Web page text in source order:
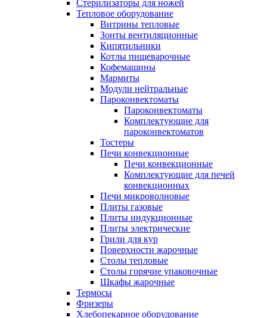
Стерилизаторы для ножей
Тепловое оборудование
Витрины тепловые
Зонты вентиляционные
Кипятильники
Котлы пищеварочные
Кофемашины
Мармиты
Модули нейтральные
Пароконвектоматы
Пароконвектоматы
Комплектующие для
пароконвектоматов
Тостеры
Печи конвекционные
Печи конвекционные
Комплектующие для печей
конвекционных
Печи микроволновые
Плиты газовые
Плиты индукционные
Плиты электрические
Грили для кур
Поверхности жарочные
Столы тепловые
Столы горячие упаковочные
Шкафы жарочные
Термосы
Фризеры
Хлебопекарное оборудование